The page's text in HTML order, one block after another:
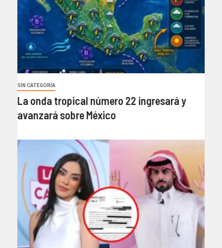
SIN CATEGORÍA
La onda tropical número 22 ingresará y
avanzará sobre México